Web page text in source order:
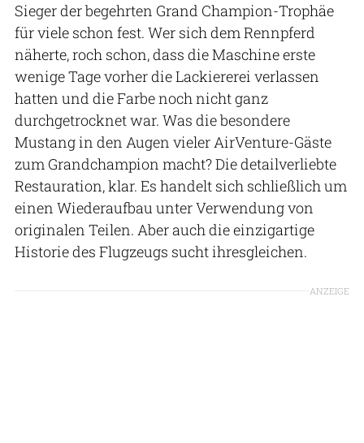
Sieger der begehrten Grand Champion-Trophäe
für viele schon fest. Wer sich dem Rennpferd
näherte, roch schon, dass die Maschine erste
wenige Tage vorher die Lackiererei verlassen
hatten und die Farbe noch nicht ganz
durchgetrocknet war. Was die besondere
Mustang in den Augen vieler AirVenture-Gäste
zum Grandchampion macht? Die detailverliebte
Restauration, klar. Es handelt sich schließlich um
einen Wiederaufbau unter Verwendung von
originalen Teilen. Aber auch die einzigartige
Historie des Flugzeugs sucht ihresgleichen.
ANZEIGE